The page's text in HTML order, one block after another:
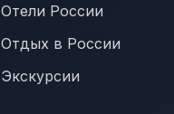
Отели России
Отдых в России
Экскурсии